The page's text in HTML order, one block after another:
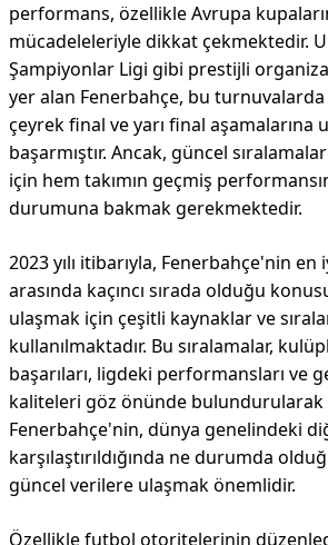
performans, özellikle Avrupa
mücadeleleriyle dikkat çekmektedir.
Şampiyonlar Ligi gibi prestijli
yer alan Fenerbahçe, bu
çeyrek final ve yarı final aşamalarına
başarmıştır. Ancak, güncel
için hem takımın geçmiş
durumuna bakmak gerekmektedir.
2023 yılı itibarıyla, Fenerbahçe'nin en
arasında kaçıncı sırada olduğu
ulaşmak için çeşitli kaynaklar ve
kullanılmaktadır. Bu sıralamalar,
başarıları, ligdeki performansları ve
kaliteleri göz önünde bulundurularak
Fenerbahçe'nin, dünya genelindeki
karşılaştırıldığında ne durumda
güncel verilere ulaşmak önemlidir.
Özellikle futbol otoritelerinin